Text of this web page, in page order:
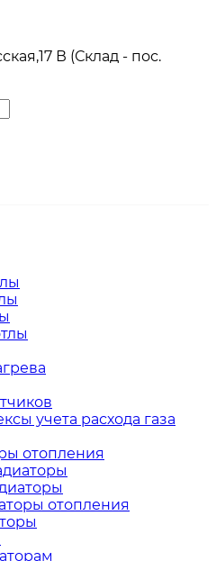
В (Склад - пос.
учета расхода газа
отопления
отопления